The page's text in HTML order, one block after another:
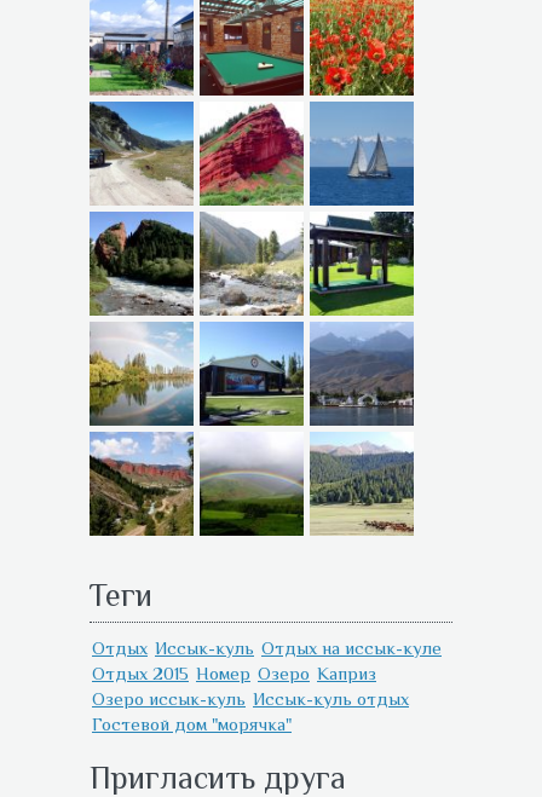
Теги
Отдых Иссык-куль Отдых на иссык-куле
Отдых 2015 Номер Озеро Каприз
Озеро иссык-куль Иссык-куль отдых
Гостевой дом "морячка"
Пригласить друга